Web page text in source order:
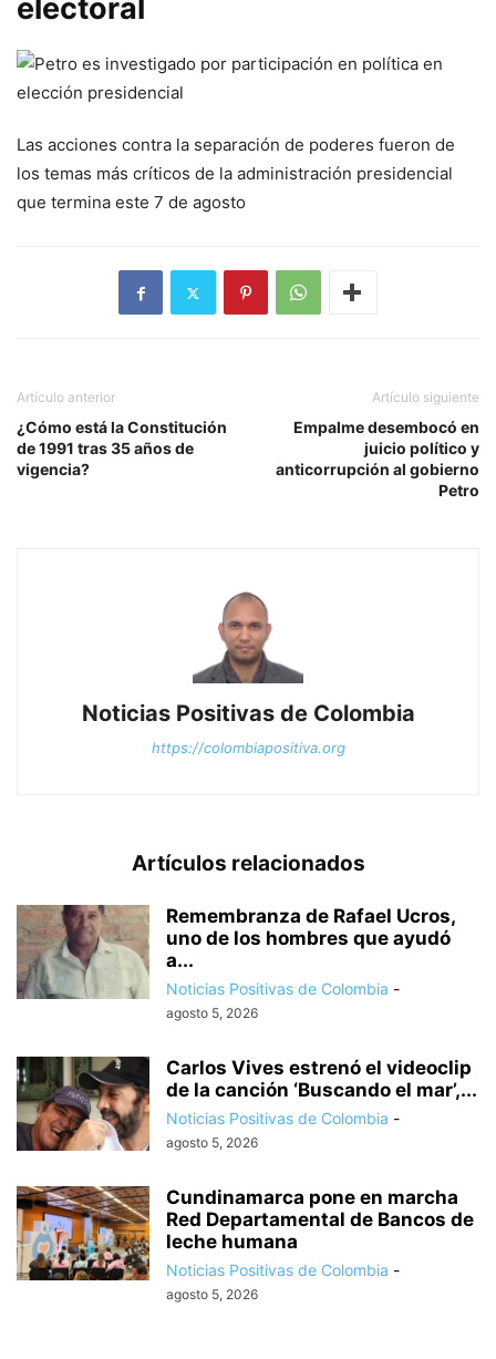
electoral
Las acciones contra la separación de poderes fueron de
los temas más críticos de la administración presidencial
que termina este 7 de agosto
Artículo anterior
¿Cómo está la Constitución
de 1991 tras 35 años de
vigencia?
Artículo siguiente
Empalme desembocó en
juicio político y
anticorrupción al gobierno
Petro
Noticias Positivas de Colombia
https://colombiapositiva.org
Artículos relacionados
Remembranza de Rafael Ucros,
uno de los hombres que ayudó
a...
Noticias Positivas de Colombia -
agosto 5, 2026
Carlos Vives estrenó el videoclip
de la canción ‘Buscando el mar’,...
Noticias Positivas de Colombia -
agosto 5, 2026
Cundinamarca pone en marcha
Red Departamental de Bancos de
leche humana
Noticias Positivas de Colombia -
agosto 5, 2026